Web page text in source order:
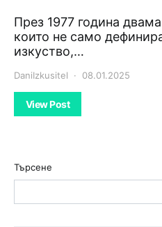
През 1977 година
които не само
изкуство,…
DaniIzkusitel 08.01.2025
View Post
Търсене